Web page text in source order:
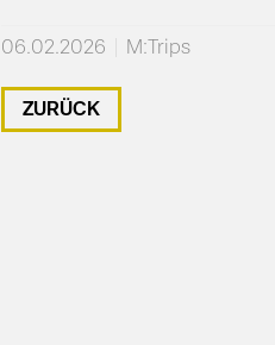
06.02.2026 M:Trips
ZURÜCK